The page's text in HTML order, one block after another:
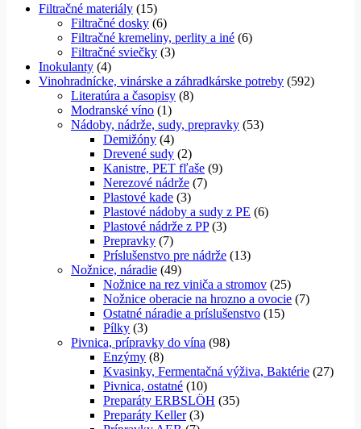
Filtračné materiály (15)
Filtračné dosky (6)
Filtračné kremeliny, perlity a iné (6)
Filtračné sviečky (3)
Inokulanty (4)
Vinohradnícke, vinárske a záhradkárske potreby (592)
Literatúra a časopisy (8)
Modranské víno (1)
Nádoby, nádrže, sudy, prepravky (53)
Demižóny (4)
Drevené sudy (2)
Kanistre, PET fľaše (9)
Nerezové nádrže (7)
Plastové kade (3)
Plastové nádoby a sudy z PE (6)
Plastové nádrže z PP (3)
Prepravky (7)
Príslušenstvo pre nádrže (13)
Nožnice, náradie (49)
Nožnice na rez viniča a stromov (25)
Nožnice oberacie na hrozno a ovocie (7)
Ostatné náradie a príslušenstvo (15)
Pílky (3)
Pivnica, prípravky do vína (98)
Enzýmy (8)
Kvasinky, Fermentačná výživa, Baktérie (27)
Pivnica, ostatné (10)
Preparáty ERBSLÖH (35)
Preparáty Keller (3)